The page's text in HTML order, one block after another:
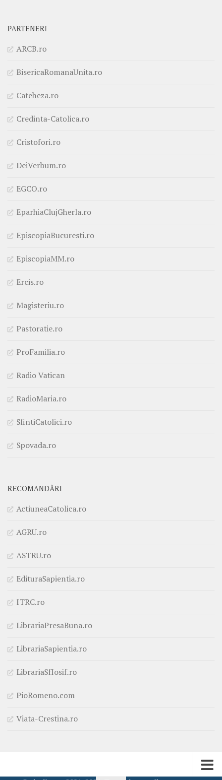
PARTENERI
ARCB.ro
BisericaRomanaUnita.ro
Cateheza.ro
Credinta-Catolica.ro
Cristofori.ro
DeiVerbum.ro
EGCO.ro
EparhiaClujGherla.ro
EpiscopiaBucuresti.ro
EpiscopiaMM.ro
Ercis.ro
Magisteriu.ro
Pastoratie.ro
ProFamilia.ro
Radio Vatican
RadioMaria.ro
SfintiCatolici.ro
Spovada.ro
RECOMANDĂRI
ActiuneaCatolica.ro
AGRU.ro
ASTRU.ro
EdituraSapientia.ro
ITRC.ro
LibrariaPresaBuna.ro
LibrariaSapientia.ro
LibrariaSfIosif.ro
PioRomeno.com
Viata-Crestina.ro